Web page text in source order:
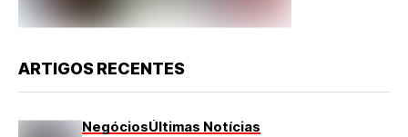
ARTIGOS RECENTES
NegóciosÚltimas Notícias